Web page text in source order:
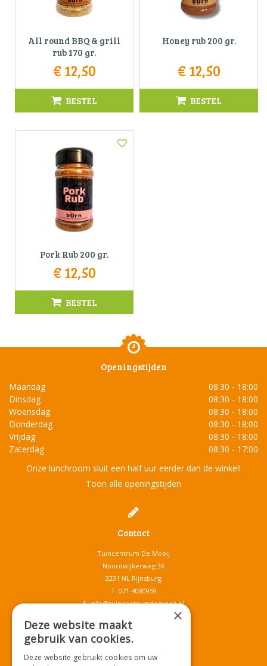
All round BBQ & grill
rub 170 gr.
€ 12,50
BESTEL
Honey rub 200 gr.
€ 12,50
BESTEL
Pork Rub 200 gr.
€ 12,50
BESTEL
Openingstijden
Maandag
08:30 - 18:00
Dinsdag
08:30 - 18:00
Woensdag
08:30 - 18:00
Donderdag
08:30 - 18:00
Vrijdag
08:30 - 18:00
Zaterdag
08:30 - 17:00
Onze lunchroom sluit een half uur eerder dan de winkel!
Toon alle openingstijden
Contact
Tuincentrum De Mooij
Noordwijkerweg 36
2231 NL Rijnsburg
T. 071-4080959
E.info@tuincentrumdemooij.nl
Download onze App!
×
Deze website maakt
gebruik van cookies.
Deze website gebruikt cookies om uw